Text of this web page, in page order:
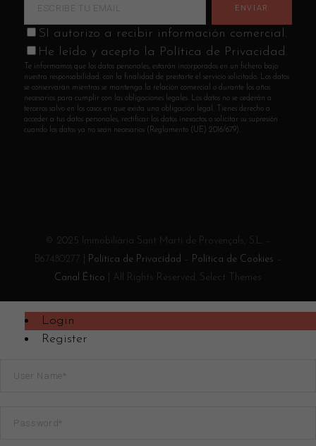
SI autorizo a recibir información comercial.
He leído y acepto la Política de Privacidad.
Te informamos que los datos personales, estarán incorporados en un fichero bajo
nuestra responsabilidad, con la finalidad de prestarte el servicio solicitado. Los datos
se conservarán mientras se mantenga la relación comercial o durante los años
necesarios para cumplir con las obligaciones legales. Los datos no se cederán a
terceros salvo en los casos en que exista una obligación legal. Tienes derecho a
acceder a tus datos personales, rectificar los datos inexactos o solicitar su supresión
cuando los datos ya no sean necesarios (Reglamento (UE) 2016/679).
© 2025 Immobiliària Sant Martí de Provençals, S.L. –
B67480277 | Política de Privacidad Política de Cookies
Canal Ético | All Rights Reserved. Select Themes
Login
Register